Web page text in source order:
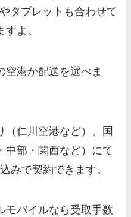
タブレットも合わせて
よ。
空港か配送を選べま
（仁川空港など）、国
中部・関西など）にて
みで契約できます。
モバイルなら受取手数